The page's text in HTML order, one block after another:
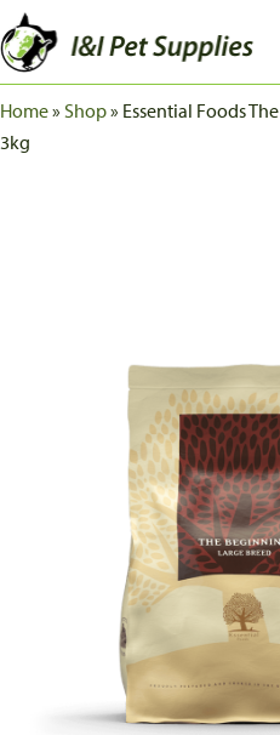
MERKEN
Home» Shop» Essential Foods
3kg